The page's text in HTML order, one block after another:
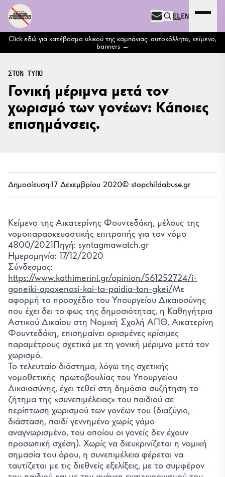
Μετάβαση στο περιεχόμενο
NEWSLETTER
ELEN Expand
Click εδώ για κατέβασμα υλικού της καμπάνιας: αυτοκόλλητα, κείμενο,
banners
ΣΤΟΝ ΤΥΠΟ
Γονική μέριμνα μετά τον
χωρισμό των γονέων: Κάποιες
επισημάνσεις.
Δημοσίευση:17 Δεκεμβρίου 2020© stopchildabuse.gr
Κείμενο της Αικατερίνης Φουντεδάκη, μέλους της
νομοπαρασκευαστικής επιτροπής για τον νόμο
4800/2021Πηγή: syntagmawatch.gr
Ημερομηνία: 17/12/2020
Σύνδεσμος:
https://www.kathimerini.gr/opinion/561252724/i-
goneiki-apoxenosi-kai-ta-paidia-ton-gkei/Με
αφορμή το προσχέδιο του Υπουργείου Δικαιοσύνης
που έχει δει το φως της δημοσιότητας, η Καθηγήτρια
Αστικού Δικαίου στη Νομική Σχολή ΑΠΘ, Αικατερίνη
Φουντεδάκη, επισημαίνει ορισμένες κρίσιμες
παραμέτρους σχετικά με τη γονική μέριμνα μετά τον
χωρισμό.
Το τελευταίο διάστημα, λόγω της σχετικής
νομοθετικής πρωτοβουλίας του Υπουργείου
Δικαιοσύνης, έχει τεθεί στη δημόσια συζήτηση το
ζήτημα της «συνεπιμέλειας» του παιδιού σε
περίπτωση χωρισμού των γονέων του (διαζύγιο,
διάσταση, παιδί γεννημένο χωρίς γάμο
αναγνωρισμένο, του οποίου οι γονείς δεν έχουν
προσωπική σχέση). Χωρίς να διευκρινίζεται η νομική
σημασία του όρου, η συνεπιμέλεια φέρεται να
ταυτίζεται με τις διεθνείς εξελίξεις, με το συμφέρον